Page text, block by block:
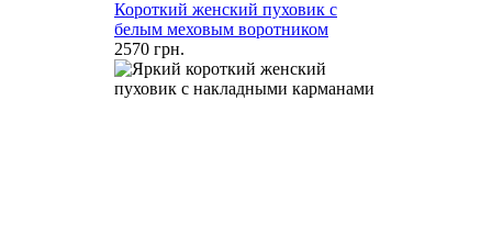
Короткий женский пуховик с
белым меховым воротником
2570 грн.